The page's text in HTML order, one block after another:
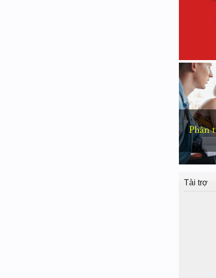
Tài trợ